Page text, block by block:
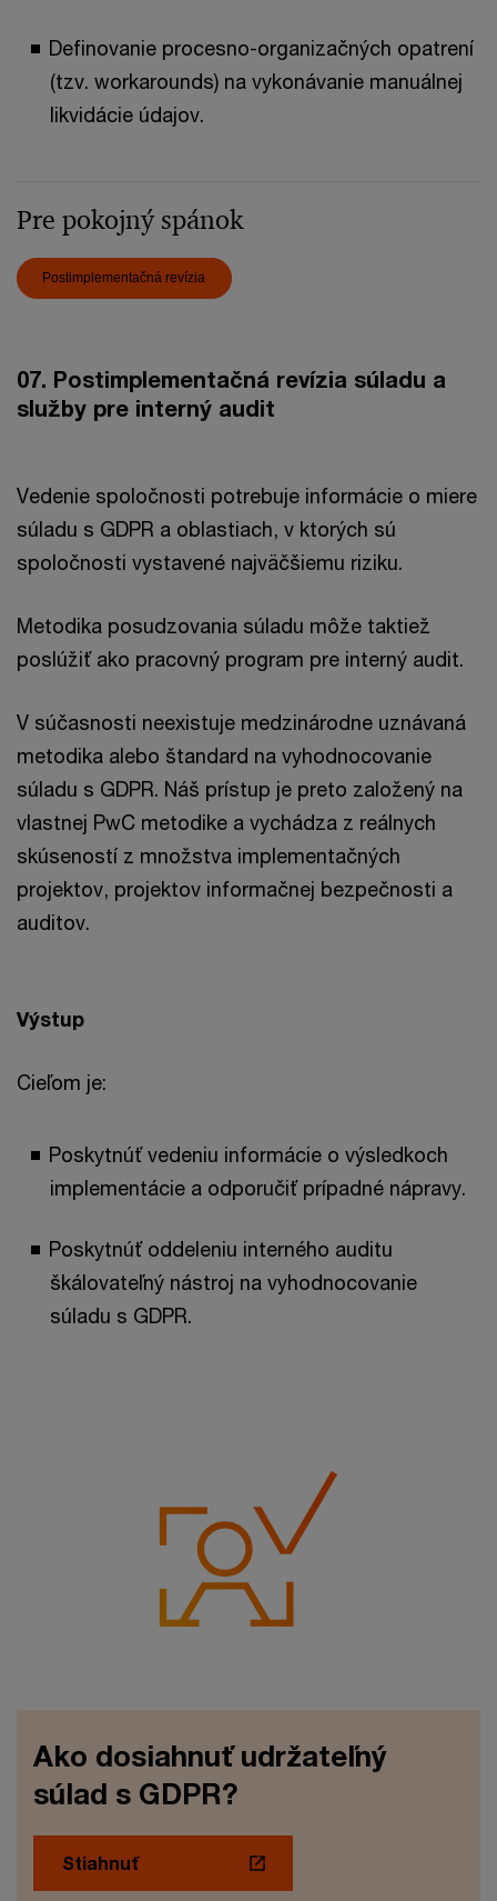
Definovanie procesno-organizačných opatrení
(tzv. workarounds) na vykonávanie manuálnej
likvidácie údajov.
Pre pokojný spánok
Postimplementačná revízia
07. Postimplementačná revízia súladu a
služby pre interný audit
Vedenie spoločnosti potrebuje informácie o miere
súladu s GDPR a oblastiach, v ktorých sú
spoločnosti vystavené najväčšiemu riziku.
Metodika posudzovania súladu môže taktiež
poslúžiť ako pracovný program pre interný audit.
V súčasnosti neexistuje medzinárodne uznávaná
metodika alebo štandard na vyhodnocovanie
súladu s GDPR. Náš prístup je preto založený na
vlastnej PwC metodike a vychádza z reálnych
skúseností z množstva implementačných
projektov, projektov informačnej bezpečnosti a
auditov.
Výstup
Cieľom je:
Poskytnúť vedeniu informácie o výsledkoch
implementácie a odporučiť prípadné nápravy.
Poskytnúť oddeleniu interného auditu
škálovateľný nástroj na vyhodnocovanie
súladu s GDPR.
Ako dosiahnuť udržateľný
súlad s GDPR?
Stiahnuť